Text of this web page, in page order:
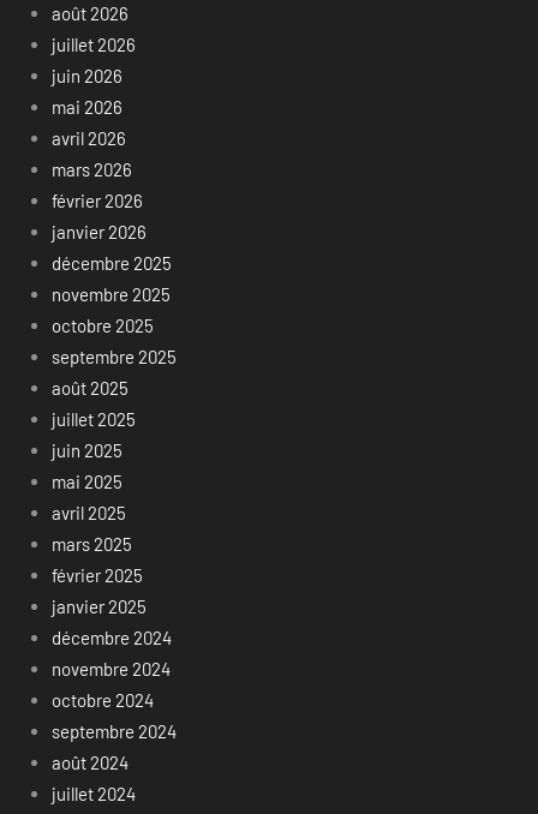
août 2026
juillet 2026
juin 2026
mai 2026
avril 2026
mars 2026
février 2026
janvier 2026
décembre 2025
novembre 2025
octobre 2025
septembre 2025
août 2025
juillet 2025
juin 2025
mai 2025
avril 2025
mars 2025
février 2025
janvier 2025
décembre 2024
novembre 2024
octobre 2024
septembre 2024
août 2024
juillet 2024